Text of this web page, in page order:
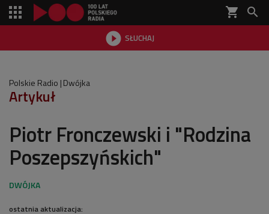
shopping_cart 
 SŁUCHAJ

Polskie Radio Dwójka
Artykuł
Piotr Fronczewski i "Rodzina
Poszepszyńskich"
ostatnia aktualizacja: